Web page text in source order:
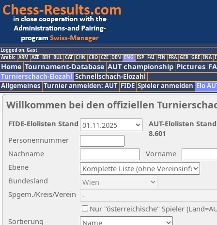
Logged on: Gast
Arabic ARM AZE BIH BUL CAT CHN CRO CZE DEN ENG ESP FAI FIN FRA GER GRE INA
Home Tournament-Database AUT championship Pictures
Turnierschach-Elozahl Schnellschach-Elozahl
Allgemeines Turnier anmelden: AUT FIDE Spieler anmelden Elo
Willkommen bei den offiziellen
Nachname
Vorname
Ebene
Sortierung
Personennummer
Bundesland
Spgem./Kreis/Verein
Nur "österreichische" Spieler
AUT-Elolisten
8.601
FIDE-Elolisten Stand